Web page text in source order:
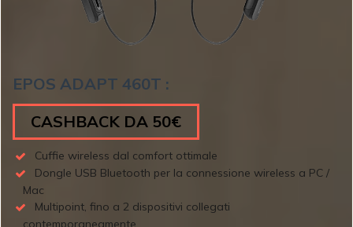
EPOS ADAPT 460T :
CASHBACK DA 50€
Cuffie wireless dal comfort ottimale
Dongle USB Bluetooth per la connessione wireless a PC /
Mac
Multipoint, fino a 2 dispositivi collegati
contemporaneamente